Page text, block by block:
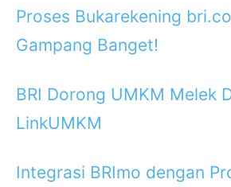
Proses Bukarekening
Gampang Banget!
BRI Dorong UMKM Melek
LinkUMKM
Integrasi BRImo dengan